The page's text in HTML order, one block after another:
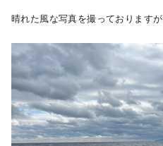
晴れた風な写真を撮っておりますが